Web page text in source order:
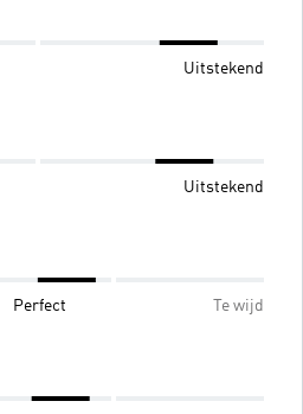
Uitstekend
Uitstekend
Perfect Te wijd